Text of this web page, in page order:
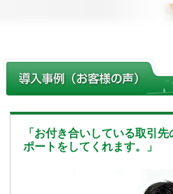
「お付き合いしている取引
ポートをしてくれます。」